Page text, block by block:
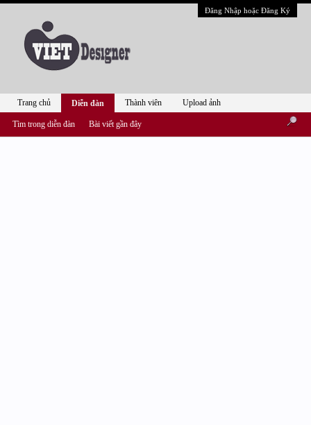
Đăng Nhập hoặc Đăng Ký
Trang chủ Diễn đàn
Tìm trong diễn đàn Bài viết gần đây
Thành viên Upload ảnh